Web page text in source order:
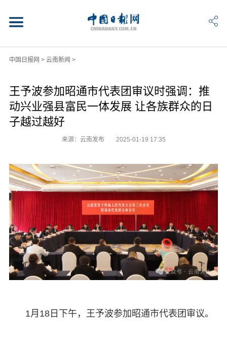
中国日报网 > 云南新闻 >
王予波参加昭通市代表团审议时强调：推
动兴业强县富民一体发展 让各族群众的日
子越过越好
来源：云南发布 2025-01-19 17:35
1月18日下午，王予波参加昭通市代表团审议。